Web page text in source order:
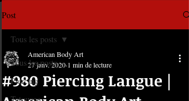
Post
Tous les posts
Piercing
Tous les posts
#980 Piercing Langue |
American Body Art
27 janv. 2020 1 min de lecture